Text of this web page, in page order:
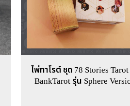
ไพ่ทาโรต์ ชุด 78 Stories
BankTarot รุ่น Sphere